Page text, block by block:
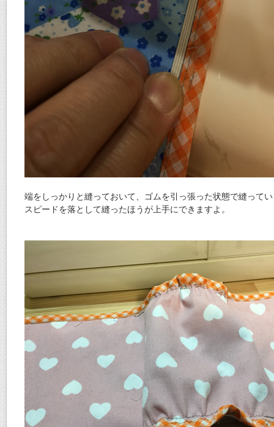
端をしっかりと縫っておいて、ゴムを引っ張った状態で縫って
スピードを落として縫ったほうが上手にできますよ。